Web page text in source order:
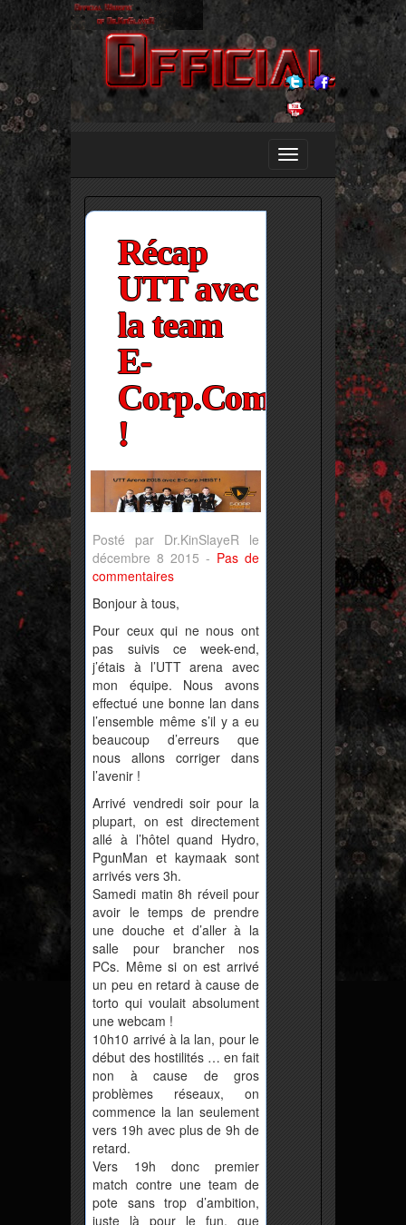
Récap
UTT avec
la team
E-
Corp.ComeBack
!
Posté par Dr.KinSlayeR le
décembre 8 2015 - Pas de
commentaires
Bonjour à tous,
Pour ceux qui ne nous ont
pas suivis ce week-end,
j’étais à l’UTT arena avec
mon équipe. Nous avons
effectué une bonne lan dans
l’ensemble même s’il y a eu
beaucoup d’erreurs que
nous allons corriger dans
l’avenir !
Arrivé vendredi soir pour la
plupart, on est directement
allé à l’hôtel quand Hydro,
PgunMan et kaymaak sont
arrivés vers 3h.
Samedi matin 8h réveil pour
avoir le temps de prendre
une douche et d’aller à la
salle pour brancher nos
PCs. Même si on est arrivé
un peu en retard à cause de
torto qui voulait absolument
une webcam !
10h10 arrivé à la lan, pour le
début des hostilités … en fait
non à cause de gros
problèmes réseaux, on
commence la lan seulement
vers 19h avec plus de 9h de
retard.
Vers 19h donc premier
match contre une team de
pote sans trop d’ambition,
juste là pour le fun, que